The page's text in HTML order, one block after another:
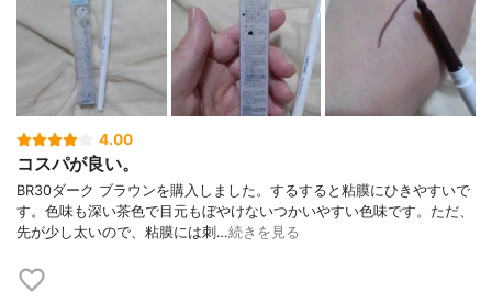
4.00
コスパが良い。
BR30ダーク ブラウンを購入しました。するすると粘膜にひきやすいで
す。色味も深い茶色で目元もぼやけないつかいやすい色味です。ただ、
先が少し太いので、粘膜には刺…続きを見る